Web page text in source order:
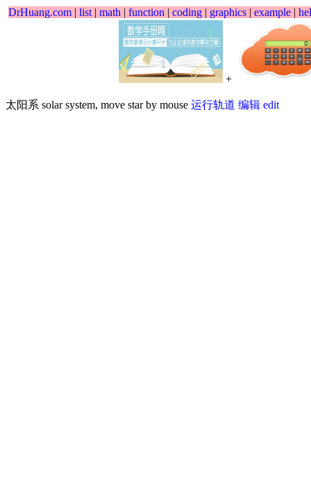
DrHuang.com | list | math | function | coding | graphics | example |
+
太阳系 solar system, move star by mouse 运行轨道 编辑 edit